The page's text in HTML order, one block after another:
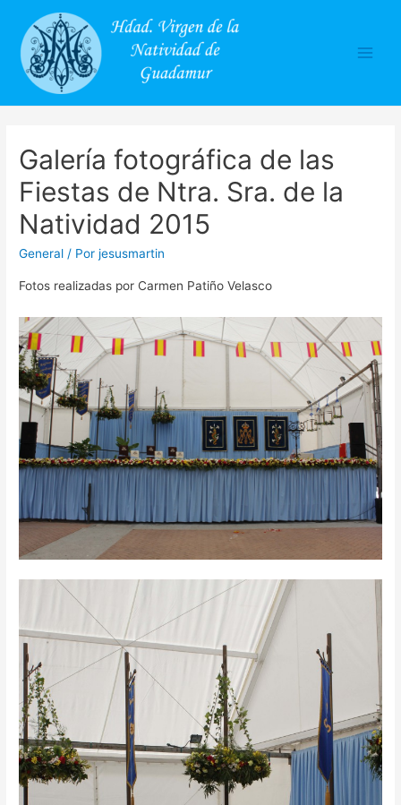
Galería fotográfica de las
Fiestas de Ntra. Sra. de la
Natividad 2015
General / Porjesusmartin
Fotos realizadas por Carmen Patiño Velasco